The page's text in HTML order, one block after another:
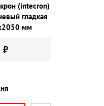
(intecron)
гладкая
мм
₽